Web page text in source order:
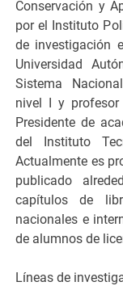
Conservación y
por el Instituto
de investigación
Universidad
Sistema
nivel I y profesor
Presidente de
del Instituto
Actualmente es
publicado
capítulos de
nacionales e
de alumnos de
Líneas de